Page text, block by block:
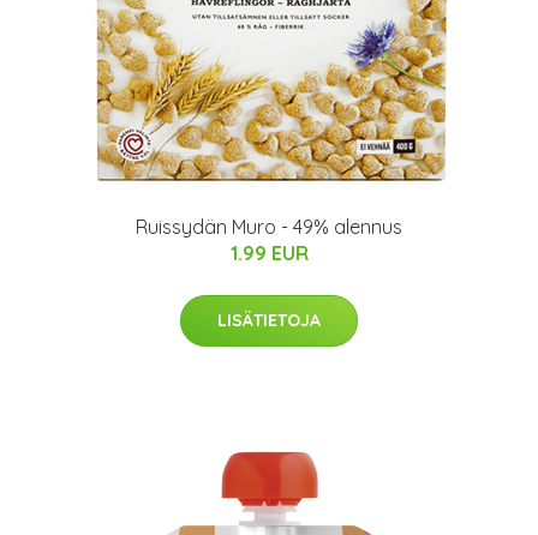
Ruissydän Muro - 49% alennus
1.99 EUR
LISÄTIETOJA